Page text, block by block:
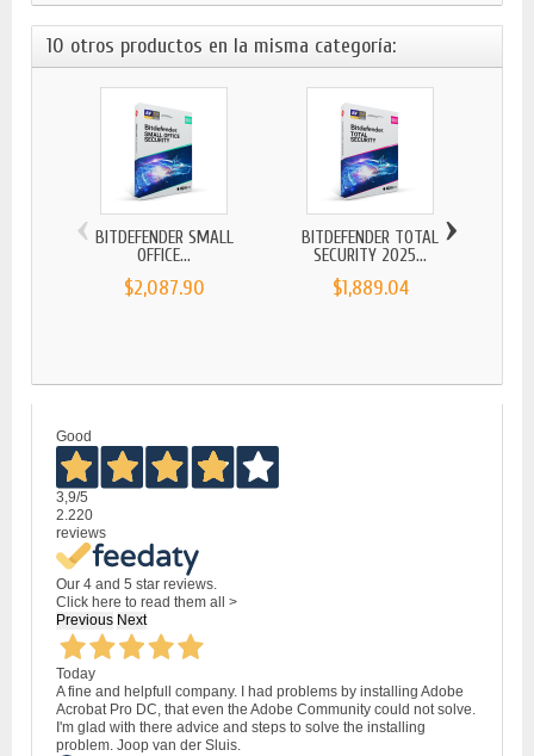
10 otros productos en la misma categoría:
BITDEFENDER SMALL
OFFICE...
$2,087.90
BITDEFENDER TOTAL
SECURITY 2025...
$1,889.04
‹ ›
Good
3,9/5
2.220
reviews
Our 4 and 5 star reviews.
Click here to read them all >
Previous Next
Today
A fine and helpfull company. I had problems by installing Adobe
Acrobat Pro DC, that even the Adobe Community could not solve.
I'm glad with there advice and steps to solve the installing
problem. Joop van der Sluis.